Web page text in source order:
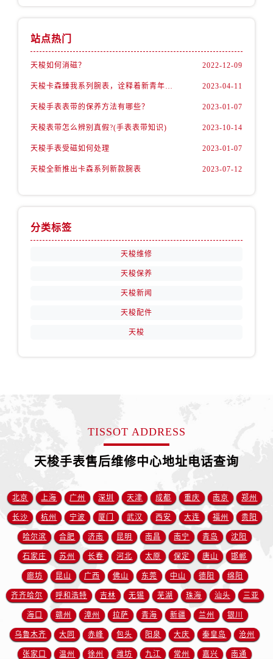
站点热门
天梭如何消磁？ 2022-12-09
2023-04-11
天梭手表表带的保养方法有哪些？ 2023-01-07
天梭表带怎么辨别真假?(手表表带知识) 2023-10-14
天梭手表受磁如何处理 2023-01-07
天梭全新推出卡森系列新款腕表 2023-07-12
分类标签
天梭维修
天梭保养
天梭新闻
天梭配件
天梭
TISSOT ADDRESS
天梭手表售后维修中心地址电话查询
北京 上海 广州 深圳 天津 成都 重庆 南京 郑州
长沙 杭州 宁波 厦门 武汉 西安 大连 福州 贵阳
哈尔滨 合肥 济南 昆明 南昌 南宁 青岛 沈阳
石家庄 苏州 长春 河北 太原 保定 唐山 邯郸
廊坊 昆山 广西 佛山 东莞 中山 德阳 绵阳
齐齐哈尔 呼和浩特 吉林 无锡 芜湖 珠海 汕头 三亚
海口 赣州 漳州 拉萨 青海 新疆 兰州 银川
乌鲁木齐 大同 赤峰 包头 阳泉 大庆 秦皇岛 沧州
张家口 温州 徐州 潍坊 九江 常州 嘉兴 南通